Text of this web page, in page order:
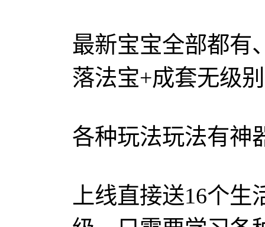
最新宝宝全部都有
落法宝+成套无级
各种玩法玩法有神
上线直接送16个